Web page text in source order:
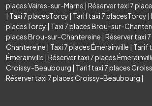
places Vaires-sur-Marne | Réserver taxi 7
| Taxi 7 placesTorcy | Tarif taxi 7 placesTorcy |
placesTorcy | Taxi 7 places Brou-sur-
places Brou-sur-Chantereine | Réserver taxi
Chantereine | Taxi 7 places Émerainville | Tarif
Émerainville | Réserver taxi 7 places
Croissy-Beaubourg | Tarif taxi 7 places
Réserver taxi 7 places Croissy-Beaubourg |